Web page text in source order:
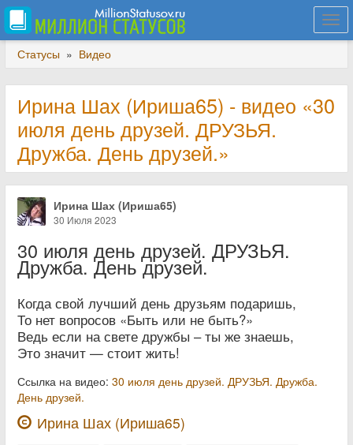
Статусы » Видео
Ирина Шах (Ириша65) - видео «30
июля день друзей. ДРУЗЬЯ.
Дружба. День друзей.»
Ирина Шах (Ириша65)
30 Июля 2023
30 июля день друзей. ДРУЗЬЯ.
Дружба. День друзей.
Когда свой лучший день друзьям подаришь,
То нет вопросов «Быть или не быть?»
Ведь если на свете дружбы – ты же знаешь,
Это значит — стоит жить!
Ссылка на видео: 30 июля день друзей. ДРУЗЬЯ. Дружба.
День друзей.
Ирина Шах (Ириша65)